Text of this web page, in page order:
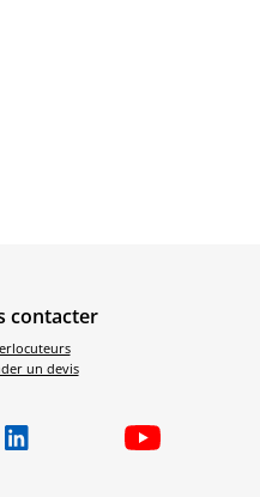
contacter
un devis